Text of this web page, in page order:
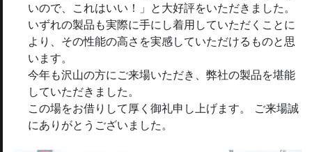
いので、これはいい！」と大好評をいただきました。
いずれの製品も実際に手にし着用していただくことに
より、その性能の高さを実感していただけるものと思
います。
今年も沢山の方にご来場いただき、弊社の製品を堪能
していただきました。
この場をお借りして厚く御礼申し上げます。 ご来場誠
にありがとうございました。